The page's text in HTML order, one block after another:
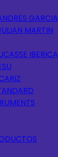
GARCIA
MARTIN
IBERICA